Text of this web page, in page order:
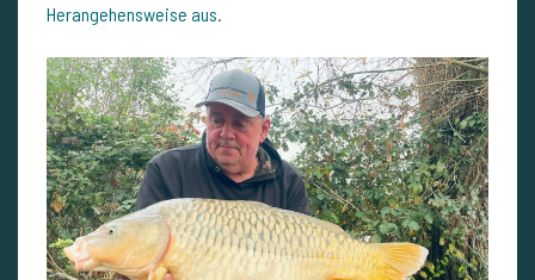
Herangehensweise aus.